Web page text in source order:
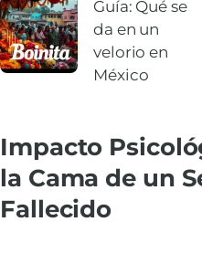
Guía: Qué se
da en un
velorio en
México
Impacto
la Cama de un
Fallecido